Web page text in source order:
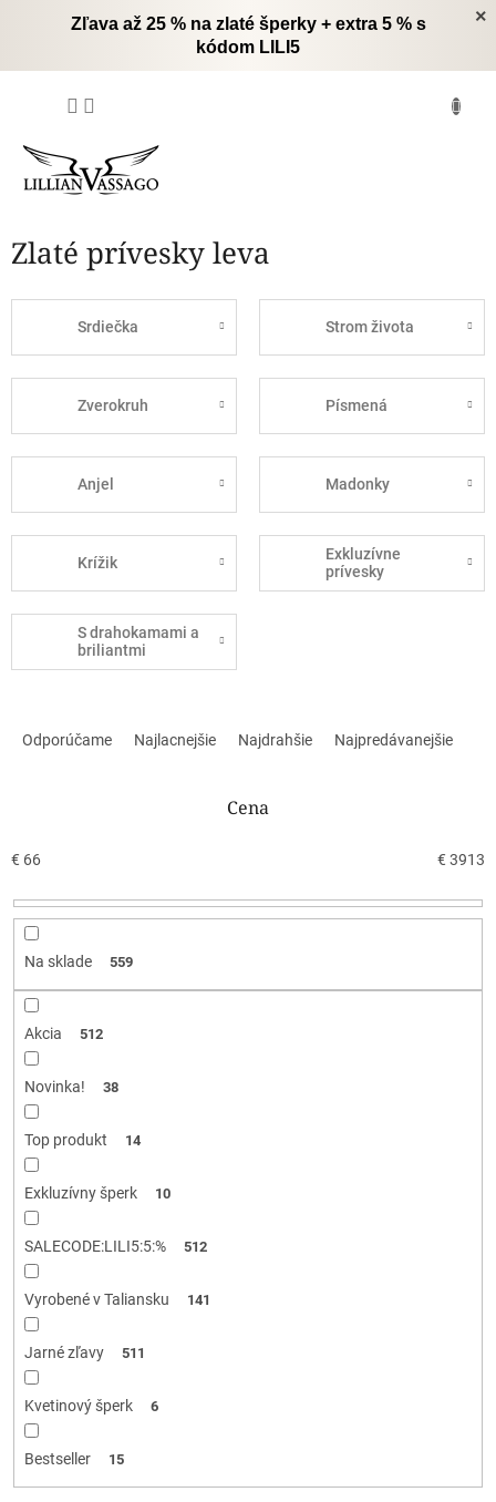
×
Zľava až 25 % na zlaté šperky + extra 5 % s
kódom LILI5
Zlaté prívesky leva
Srdiečka Strom života
Zverokruh Písmená
Anjel Madonky
Krížik
Exkluzívne
prívesky
S drahokamami a
briliantmi
e
r
Odporúčame Najlacnejšie Najdrahšie Najpredávanejšie
Cena
€ 66 € 3913
Na sklade 559
Akcia 512
Novinka! 38
Top produkt 14
Exkluzívny šperk 10
SALECODE:LILI5:5:% 512
Vyrobené v Taliansku 141
Jarné zľavy 511
Kvetinový šperk 6
Bestseller 15